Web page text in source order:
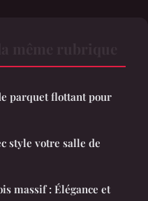
parquet flottant pour
style votre salle de
massif : Élégance et